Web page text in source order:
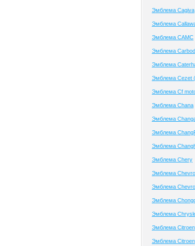
Эмблема Cagiva
Эмблема
Эмблема CAMC
Эмблема
Эмблема
Эмблема Cezet
Эмблема Cf
Эмблема Chana
Эмблема
Эмблема
Эмблема
Эмблема Chery
Эмблема
Эмблема
Эмблема
Эмблема
Эмблема Citroen
Эмблема Citroen